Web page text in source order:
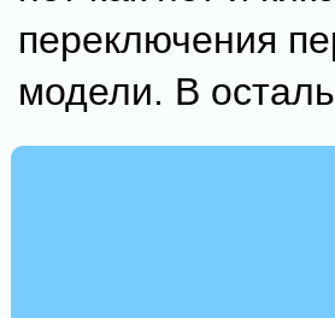
переключения
модели. В